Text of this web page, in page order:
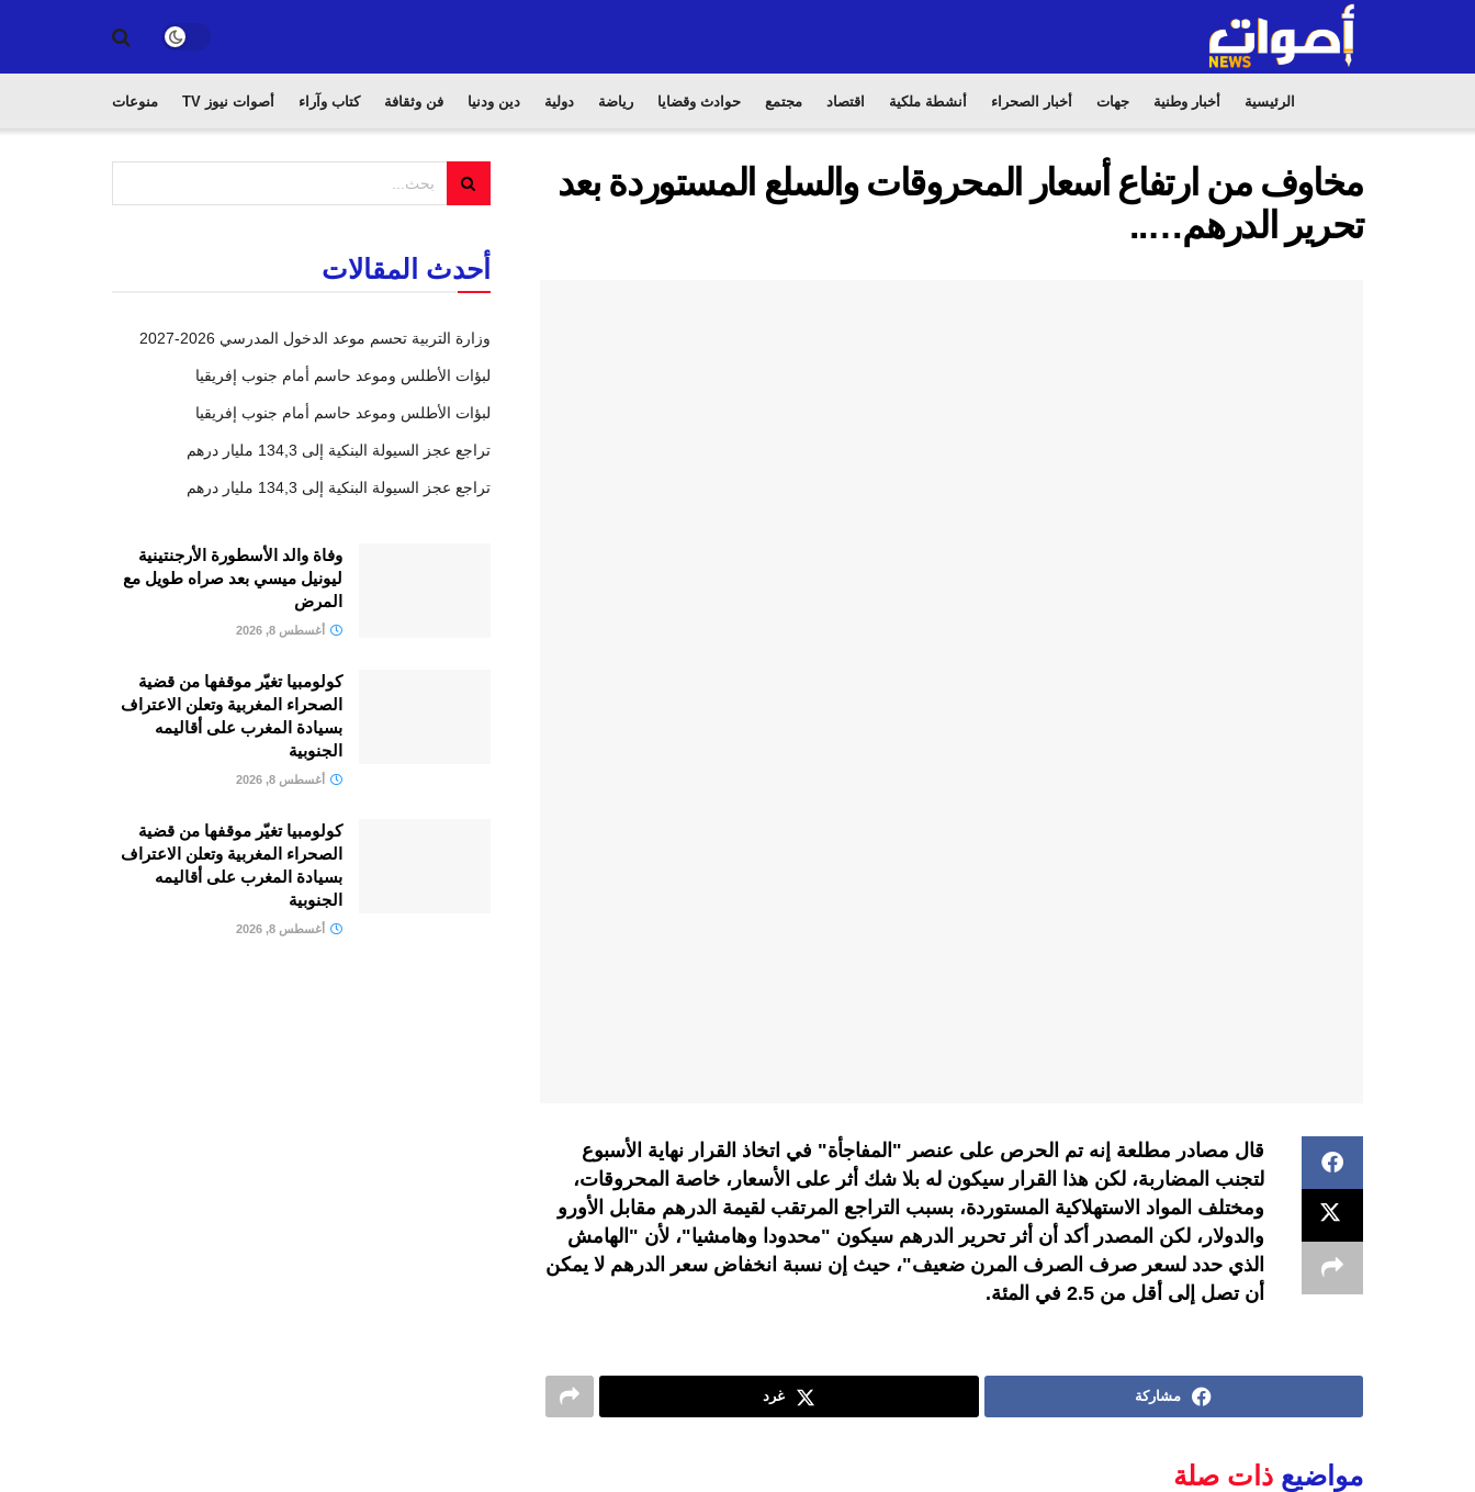
الرئيسية أخبار وطنية جهات أخبار الصحراء أنشطة ملكية اقتصاد مجتمع حوادث وقضايا رياضة دولية دين ودنيا فن وثقافة كتاب وآراء أصوات نيوز TV منوعات
مخاوف من ارتفاع أسعار المحروقات والسلع المستوردة بعد
تحرير الدرهم…..
قال مصادر مطلعة إنه تم الحرص على عنصر "المفاجأة" في اتخاذ القرار نهاية الأسبوع
لتجنب المضاربة، لكن هذا القرار سيكون له بلا شك أثر على الأسعار، خاصة المحروقات،
ومختلف المواد الاستهلاكية المستوردة، بسبب التراجع المرتقب لقيمة الدرهم مقابل الأورو
والدولار، لكن المصدر أكد أن أثر تحرير الدرهم سيكون "محدودا وهامشيا"، لأن "الهامش
الذي حدد لسعر صرف الصرف المرن ضعيف"، حيث إن نسبة انخفاض سعر الدرهم لا يمكن
أن تصل إلى أقل من 2.5 في المئة.
مشاركة غرد
مواضيع ذات صلة
أحدث المقالات
وزارة التربية تحسم موعد الدخول المدرسي 2026-2027
لبؤات الأطلس وموعد حاسم أمام جنوب إفريقيا
لبؤات الأطلس وموعد حاسم أمام جنوب إفريقيا
تراجع عجز السيولة البنكية إلى 134,3 مليار درهم
تراجع عجز السيولة البنكية إلى 134,3 مليار درهم
وفاة والد الأسطورة الأرجنتينية
ليونيل ميسي بعد صراه طويل مع
المرض
أغسطس 8, 2026
كولومبيا تغيّر موقفها من قضية
الصحراء المغربية وتعلن الاعتراف
بسيادة المغرب على أقاليمه
الجنوبية
أغسطس 8, 2026
كولومبيا تغيّر موقفها من قضية
الصحراء المغربية وتعلن الاعتراف
بسيادة المغرب على أقاليمه
الجنوبية
أغسطس 8, 2026